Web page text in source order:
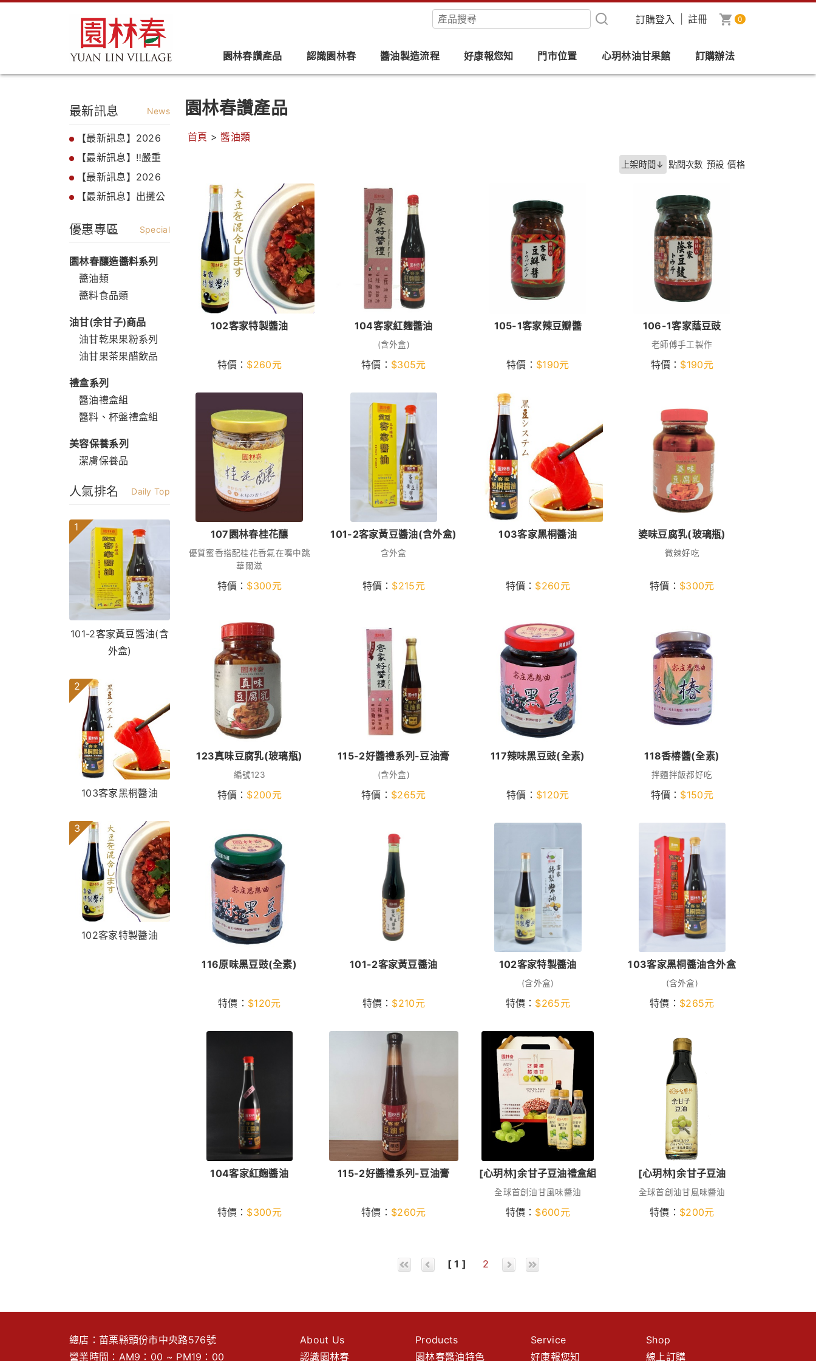
註冊 0
園林春讚產品 認識園林春 醬油製造流程 好康報您知 門市位置 心玥林油甘果館 訂購辦法
最新訊息 News
【最新訊息】2026
價格調整公告
【最新訊息】‼️嚴重
警告❗️❗️
【最新訊息】2026
紅麴醬油售缶公告
【最新訊息】出攤公
優惠專區 Special
園林春釀造醬料系列
醬油類
醬料食品類
油甘(余甘子)商品
油甘乾果果粉系列
油甘果茶果醋飲品
禮盒系列
醬油禮盒組
醬料、杯盤禮盒組
美容保養系列
潔膚保養品
人氣排名 Daily Top
1
101-2客家黃豆醬油(含
外盒)
2
103客家黑桐醬油
3
102客家特製醬油
園林春讚產品
首頁 >醬油類
上架時間↓ 點閱次數 預設 價格
102客家特製醬油
特價： $260元
104客家紅麴醬油
(含外盒)
特價： $305元
105-1客家辣豆瓣醬
特價： $190元
106-1客家蔭豆豉
老師傅手工製作
特價： $190元
107園林春桂花釀
優質蜜香搭配桂花香氣在嘴中跳
華爾滋
特價： $300元
101-2客家黃豆醬油(含外盒)
含外盒
特價： $215元
103客家黑桐醬油
特價： $260元
婆味豆腐乳(玻璃瓶)
微辣好吃
特價： $300元
123真味豆腐乳(玻璃瓶)
編號123
特價： $200元
115-2好醬禮系列-豆油膏
(含外盒)
特價： $265元
117辣味黑豆豉(全素)
特價： $120元
118香椿醬(全素)
拌麵拌飯都好吃
特價： $150元
116原味黑豆豉(全素)
特價： $120元
101-2客家黃豆醬油
特價： $210元
102客家特製醬油
(含外盒)
特價： $265元
103客家黑桐醬油含外盒
(含外盒)
特價： $265元
104客家紅麴醬油
特價： $300元
115-2好醬禮系列-豆油膏
特價： $260元
[心玥林]余甘子豆油禮盒組
全球首創油甘風味醬油
特價： $600元
[心玥林]余甘子豆油
全球首創油甘風味醬油
特價： $200元
[ 1 ] 2
總店：苗栗縣頭份市中央路576號
營業時間：AM9：00 ~ PM19：00
About Us
認識園林春
Products
園林春醬油特色
Service
好康報您知
Shop
線上訂購